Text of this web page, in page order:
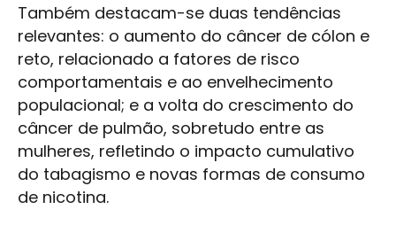
Também destacam-se duas tendências
relevantes: o aumento do câncer de cólon e
reto, relacionado a fatores de risco
comportamentais e ao envelhecimento
populacional; e a volta do crescimento do
câncer de pulmão, sobretudo entre as
mulheres, refletindo o impacto cumulativo
do tabagismo e novas formas de consumo
de nicotina.